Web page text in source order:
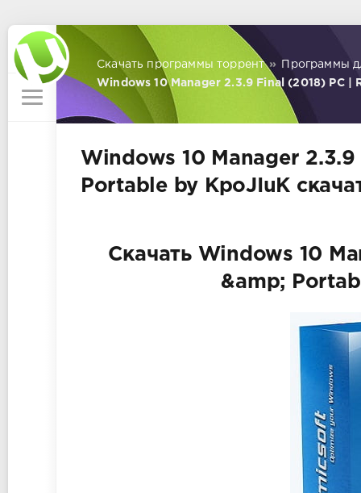
Скачать программы торрент »
Программы
Windows 10 Manager 2.3.9 Final (2018) PC |
Windows 10 Manager
Portable by KpoJIuK
Скачать Windows 10
&amp;